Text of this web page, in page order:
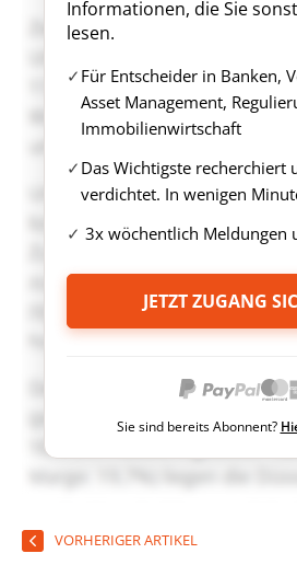
Informationen, die Sie
lesen.
Für Entscheider in Banken,
Asset Management,
Immobilienwirtschaft
Das Wichtigste recherchiert
verdichtet. In wenigen
3x wöchentlich Meldungen
JETZT ZUGANG
Sie sind bereits Abonnent?
VORHERIGER ARTIKEL